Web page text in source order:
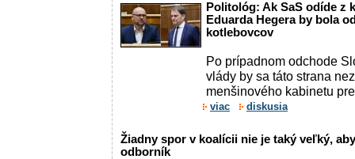
Politológ: Ak SaS odíde z
Eduarda Hegera by bola
kotlebovcov
Po prípadnom odchode
vlády by sa táto strana
menšinového kabinetu
viac diskusia
Žiadny spor v koalícii nie je taký veľký,
odborník